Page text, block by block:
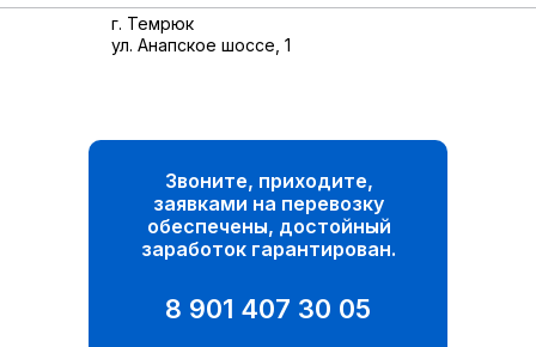
г. Темрюк
ул. Анапское шоссе, 1
Звоните, приходите,
заявками на перевозку
обеспечены, достойный
заработок гарантирован.
8 901 407 30 05